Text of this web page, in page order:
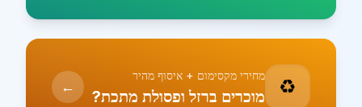
♻️ מחירי מקסימום + איסוף מהיר
מוכרים ברזל ופסולת מתכת? ←